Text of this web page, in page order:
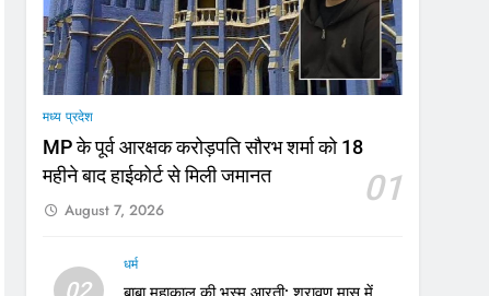
मध्य प्रदेश
MP के पूर्व आरक्षक करोड़पति सौरभ शर्मा को 18
महीने बाद हाईकोर्ट से मिली जमानत
01
August 7, 2026
02
धर्म